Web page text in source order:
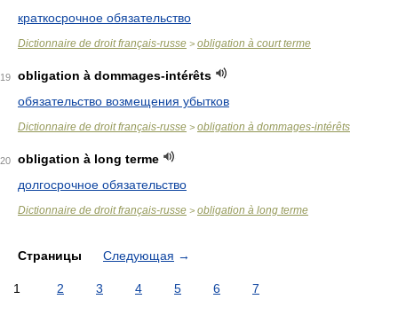
краткосрочное обязательство
Dictionnaire de droit français-russe > obligation à court terme
19
obligation à dommages-intérêts
обязательство возмещения убытков
Dictionnaire de droit français-russe > obligation à dommages-intérêts
20
obligation à long terme
долгосрочное обязательство
Dictionnaire de droit français-russe > obligation à long terme
Страницы Следующая →
1 2 3 4 5 6 7